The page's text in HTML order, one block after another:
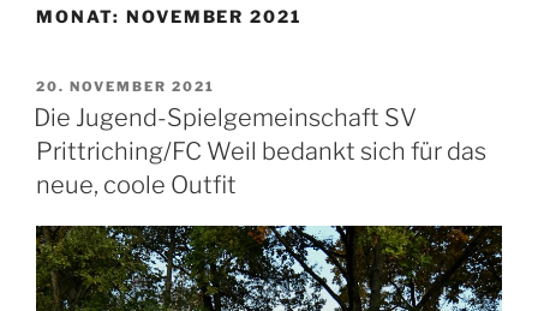
MONAT: NOVEMBER 2021
20. NOVEMBER 2021
Die Jugend-Spielgemeinschaft SV
Prittriching/FC Weil bedankt sich für das
neue, coole Outfit